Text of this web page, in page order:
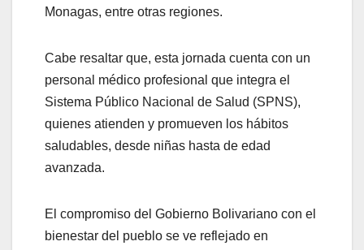
Monagas, entre otras regiones.
Cabe resaltar que, esta jornada cuenta con un
personal médico profesional que integra el
Sistema Público Nacional de Salud (SPNS),
quienes atienden y promueven los hábitos
saludables, desde niñas hasta de edad
avanzada.
El compromiso del Gobierno Bolivariano con el
bienestar del pueblo se ve reflejado en